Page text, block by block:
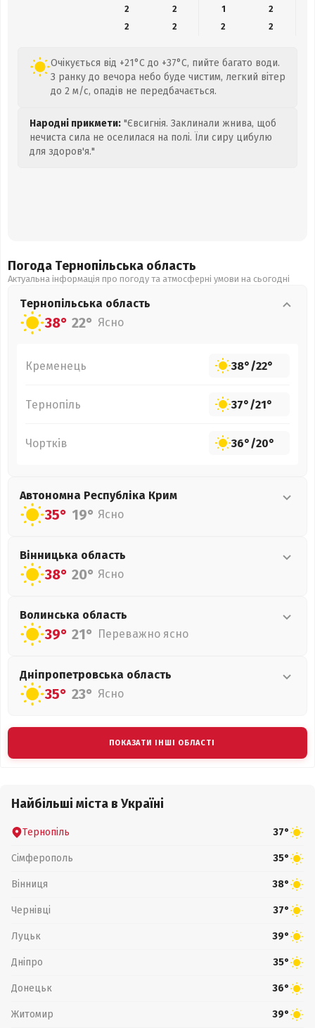
2
2 1
2
2
2 2 2
Очікується від +21°C до +37°C, пийте багато води.
З ранку до вечора небо буде чистим, легкий вітер
до 2 м/с, опадів не передбачається.
Народні прикмети: "Євсигнія. Заклинали жнива, щоб
нечиста сила не оселилася на полі. Їли сиру цибулю
для здоров'я."
Погода Тернопільська область
Актуальна інформація про погоду та атмосферні умови на сьогодні
Тернопільська область
38° 22° Ясно
Кременець 38°/22°
Тернопіль 37°/21°
Чортків 36°/20°
Автономна Республіка Крим
35° 19° Ясно
Вінницька область
38° 20° Ясно
Волинська область
39° 21° Переважно ясно
Дніпропетровська область
35° 23° Ясно
ПОКАЗАТИ ІНШІ ОБЛАСТІ
Найбільші міста в Україні
Тернопіль 37°
Сімферополь 35°
Вінниця 38°
Чернівці 37°
Луцьк 39°
Дніпро 35°
Донецьк 36°
Житомир 39°